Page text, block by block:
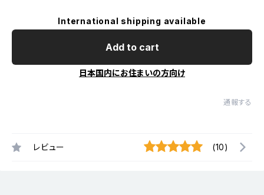
International shipping available
Add to cart
日本国内にお住まいの方向け
通報する
レビュー (10)